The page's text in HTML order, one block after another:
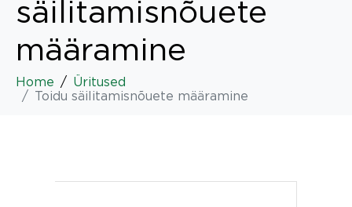
säilitamisnõuete
määramine
Home
Üritused
Toidu säilitamisnõuete määramine